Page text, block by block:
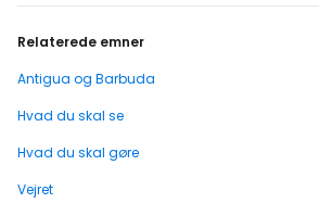
Relaterede emner
Antigua og Barbuda
Hvad du skal se
Hvad du skal gøre
Vejret